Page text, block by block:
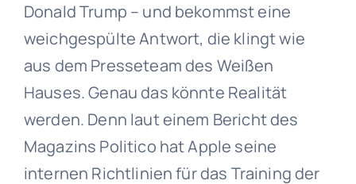
Donald Trump – und bekommst eine
weichgespülte Antwort, die klingt wie
aus dem Presseteam des Weißen
Hauses. Genau das könnte Realität
werden. Denn laut einem Bericht des
Magazins Politico hat Apple seine
internen Richtlinien für das Training der